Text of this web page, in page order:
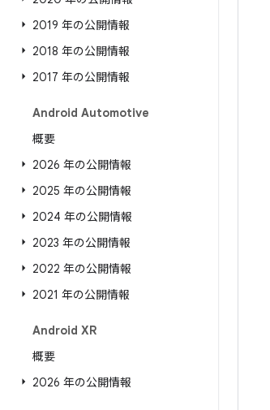
2019 年の公開情報
2018 年の公開情報
2017 年の公開情報
Android Automotive
概要
2026 年の公開情報
2025 年の公開情報
2024 年の公開情報
2023 年の公開情報
2022 年の公開情報
2021 年の公開情報
Android XR
概要
2026 年の公開情報